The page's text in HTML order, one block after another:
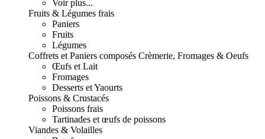
Voir plus...
Fruits & Légumes frais
Paniers
Fruits
Légumes
Coffrets et Paniers composés Crèmerie, Fromages & Oeufs
Œufs et Lait
Fromages
Desserts et Yaourts
Poissons & Crustacés
Poissons frais
Tartinades et œufs de poissons
Viandes & Volailles